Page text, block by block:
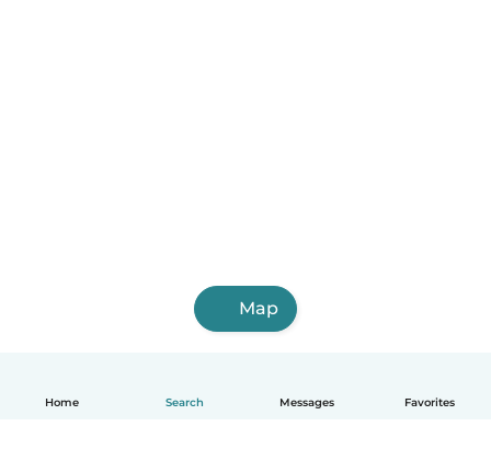
Home Search Messages Favorites
Map